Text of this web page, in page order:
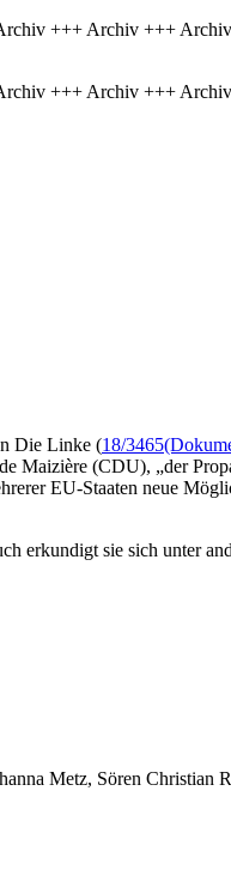
+++ Archiv +++
+++ Archiv +++
Die Linke (18/3465
Maizière (CDU), „der
EU-Staaten neue
erkundigt sie sich unter
Metz, Sören Christian